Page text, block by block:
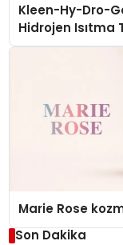
Kleen-Hy-Dro-
Hidrojen Isıtma
Düzenleyici
Marie Rose
Son Dakika